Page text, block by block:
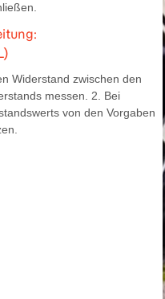
Widerstand zwischen den
messen. 2. Bei
von den Vorgaben